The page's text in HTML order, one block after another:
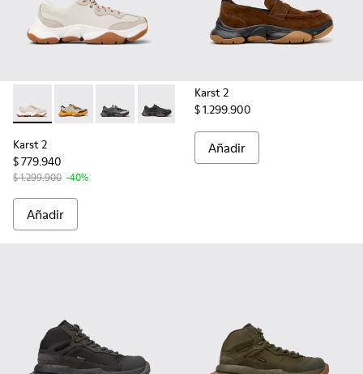
Karst 2 - K101068-002 - Sneakers multicolores de piel y
Karst 2 - K101068-012
Karst 2 - K101068-005
Karst 2 - K101068-001 - Sneakers
Karst 2
$ 779.940
$ 1.299.900 -40%
Añadir
Karst 2
$ 1.299.900
Añadir